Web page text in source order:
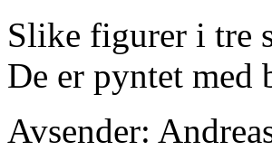
Slike figurer i tre
De er pyntet med
Avsender: